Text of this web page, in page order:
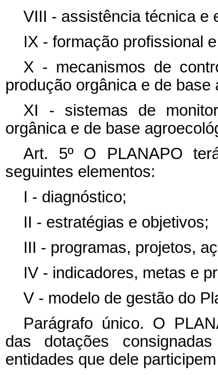
VIII - assistência técnica e
IX -formação profissional
X - mecanismos de
produção orgânica e de base
XI - sistemas de
orgânica e de base
Art. 5º O PLANAPO
seguintes elementos:
I - diagnóstico;
II - estratégias e objetivos;
III - programas, projetos,
IV - indicadores, metas e
V - modelo de gestão do
Parágrafo único. O
das dotações
entidades que dele